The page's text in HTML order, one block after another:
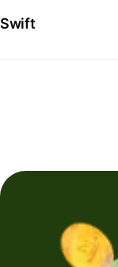
Swift